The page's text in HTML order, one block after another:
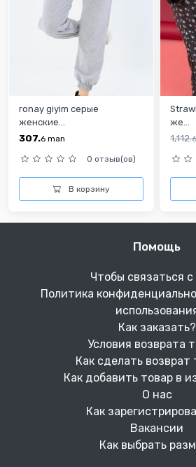
ronay giyim cерые
женские...
307.6 man
0 отзыв(ов)
В корзину
же...
1,112.6
Помощь
Чтобы связаться
Политика
Как заказать?
Условия возврата
Как сделать возврат
Как добавить товар в
О нас
Как
Вакансии
Как выбрать